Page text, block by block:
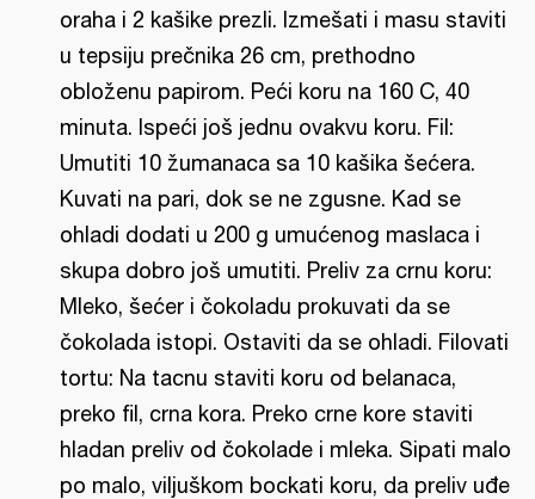
oraha i 2 kašike prezli. Izmešati i masu staviti
u tepsiju prečnika 26 cm, prethodno
obloženu papirom. Peći koru na 160 C, 40
minuta. Ispeći još jednu ovakvu koru. Fil:
Umutiti 10 žumanaca sa 10 kašika šećera.
Kuvati na pari, dok se ne zgusne. Kad se
ohladi dodati u 200 g umućenog maslaca i
skupa dobro još umutiti. Preliv za crnu koru:
Mleko, šećer i čokoladu prokuvati da se
čokolada istopi. Ostaviti da se ohladi. Filovati
tortu: Na tacnu staviti koru od belanaca,
preko fil, crna kora. Preko crne kore staviti
hladan preliv od čokolade i mleka. Sipati malo
po malo, viljuškom bockati koru, da preliv uđe